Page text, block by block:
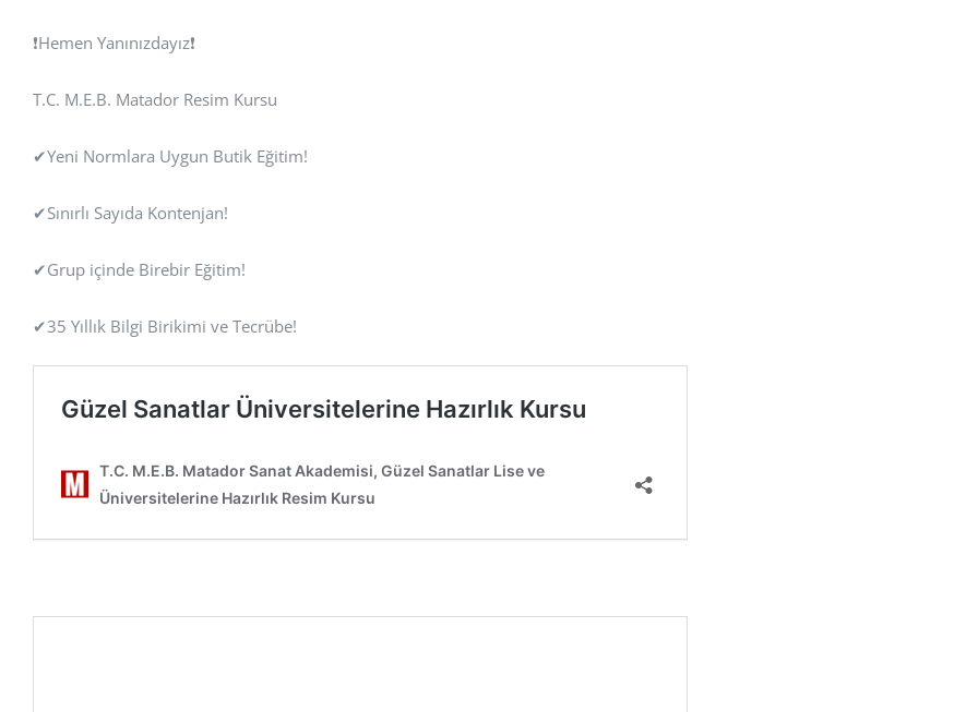
❗Hemen Yanınızdayız❗
T.C. M.E.B. Matador Resim Kursu
✔Yeni Normlara Uygun Butik Eğitim!
✔Sınırlı Sayıda Kontenjan!
✔Grup içinde Birebir Eğitim!
✔35 Yıllık Bilgi Birikimi ve Tecrübe!